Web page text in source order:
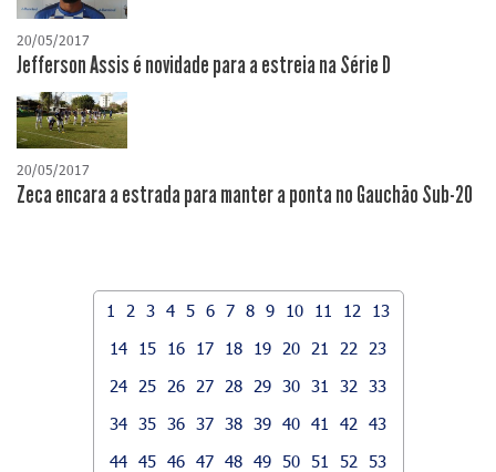
20/05/2017
Jefferson Assis é novidade para a estreia na Série D
20/05/2017
Zeca encara a estrada para manter a ponta no Gauchão Sub-20
1 2 3 4 5 6 7 8 9 10 11 12
13
14
15 16 17 18 19 20 21 22
23
24
25 26 27 28 29 30 31 32
33
34 35 36 37 38 39 40 41 42
43
44 45 46 47 48 49 50 51 52
53